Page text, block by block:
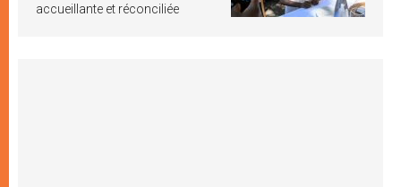
accueillante et réconciliée